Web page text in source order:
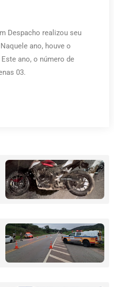
Despacho realizou seu
ano, houve o
ano, o número de
03.